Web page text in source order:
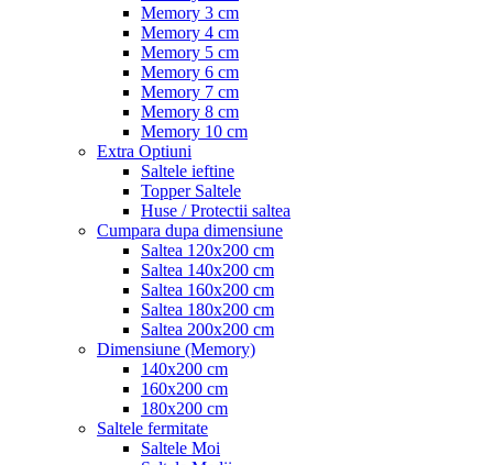
Memory 3 cm
Memory 4 cm
Memory 5 cm
Memory 6 cm
Memory 7 cm
Memory 8 cm
Memory 10 cm
Extra Optiuni
Saltele ieftine
Topper Saltele
Huse / Protectii saltea
Cumpara dupa dimensiune
Saltea 120x200 cm
Saltea 140x200 cm
Saltea 160x200 cm
Saltea 180x200 cm
Saltea 200x200 cm
Dimensiune (Memory)
140x200 cm
160x200 cm
180x200 cm
Saltele fermitate
Saltele Moi